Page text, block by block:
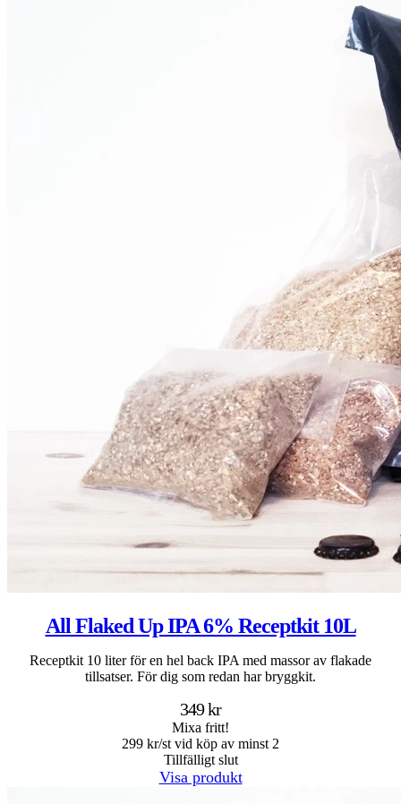
All Flaked Up IPA 6% Receptkit 10L
Receptkit 10 liter för en hel back IPA med massor av flakade
tillsatser. För dig som redan har bryggkit.
349 kr
Mixa fritt!
299 kr/st vid köp av minst 2
Tillfälligt slut
Visa produkt